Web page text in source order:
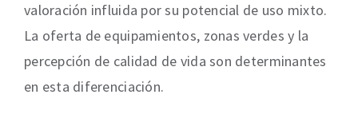
valoración influida por su potencial de uso mixto.
La oferta de equipamientos, zonas verdes y la
percepción de calidad de vida son determinantes
en esta diferenciación.